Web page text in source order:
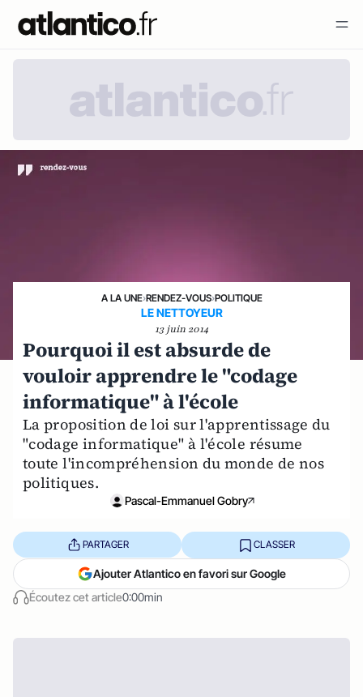
A LA UNE›RENDEZ-VOUS›POLITIQUE
LE NETTOYEUR
13 juin 2014
Pourquoi il est absurde de
vouloir apprendre le "codage
informatique" à l'école
La proposition de loi sur l'apprentissage du
"codage informatique" à l'école résume
toute l'incompréhension du monde de nos
politiques.
Pascal-Emmanuel Gobry
Écoutez cet article0:00min
PARTAGER CLASSER
Ajouter Atlantico en favori sur Google